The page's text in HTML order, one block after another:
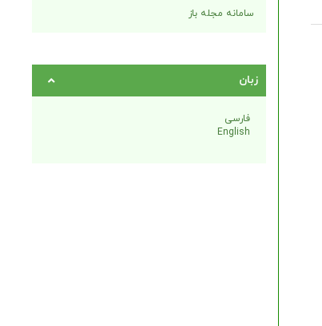
سامانه مجله باز
زبان
فارسی
English